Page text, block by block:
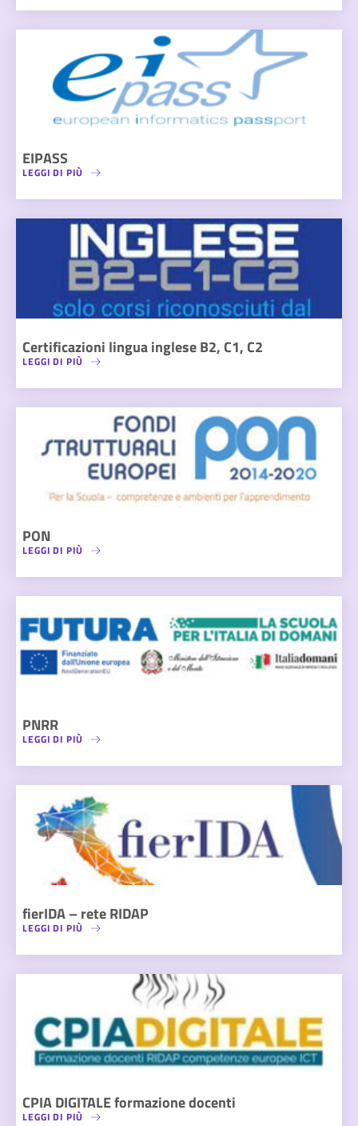
EIPASS
LEGGI DI PIÙ
Certificazioni lingua inglese B2, C1, C2
LEGGI DI PIÙ
PON
LEGGI DI PIÙ
PNRR
LEGGI DI PIÙ
fierIDA – rete RIDAP
LEGGI DI PIÙ
CPIA DIGITALE formazione docenti
LEGGI DI PIÙ